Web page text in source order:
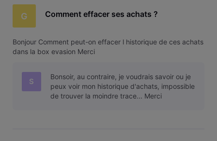
G Comment effacer ses achats ?
Bonjour Comment peut-on effacer l historique de ces achats
dans la box evasion Merci
S
Bonsoir, au contraire, je voudrais savoir ou je
peux voir mon historique d'achats, impossible
de trouver la moindre trace... Merci